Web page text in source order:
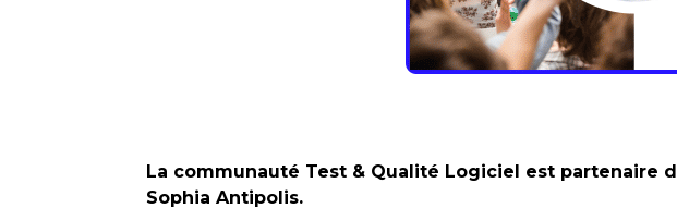
La communauté Test & Qualité Logiciel est partenaire
Sophia Antipolis.